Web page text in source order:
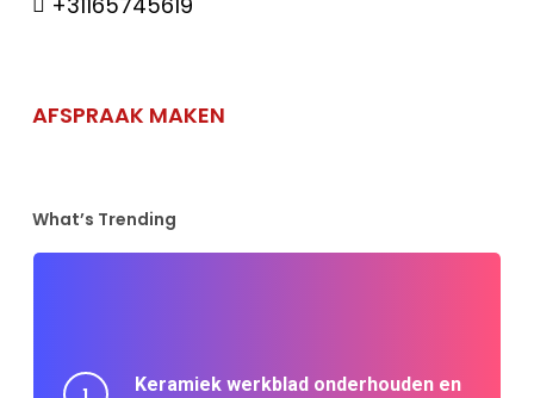
AFSPRAAK MAKEN
What’s Trending
Keramiek werkblad onderhouden en